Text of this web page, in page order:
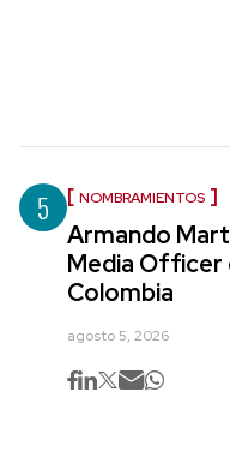
5 NOMBRAMIENTOS
Armando
Media Officer
Colombia
agosto 5, 2026